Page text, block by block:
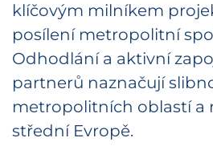
klíčovým milníkem
posílení metropolitní
Odhodlání a aktivní
partnerů naznačují
metropolitních oblastí a
střední Evropě.